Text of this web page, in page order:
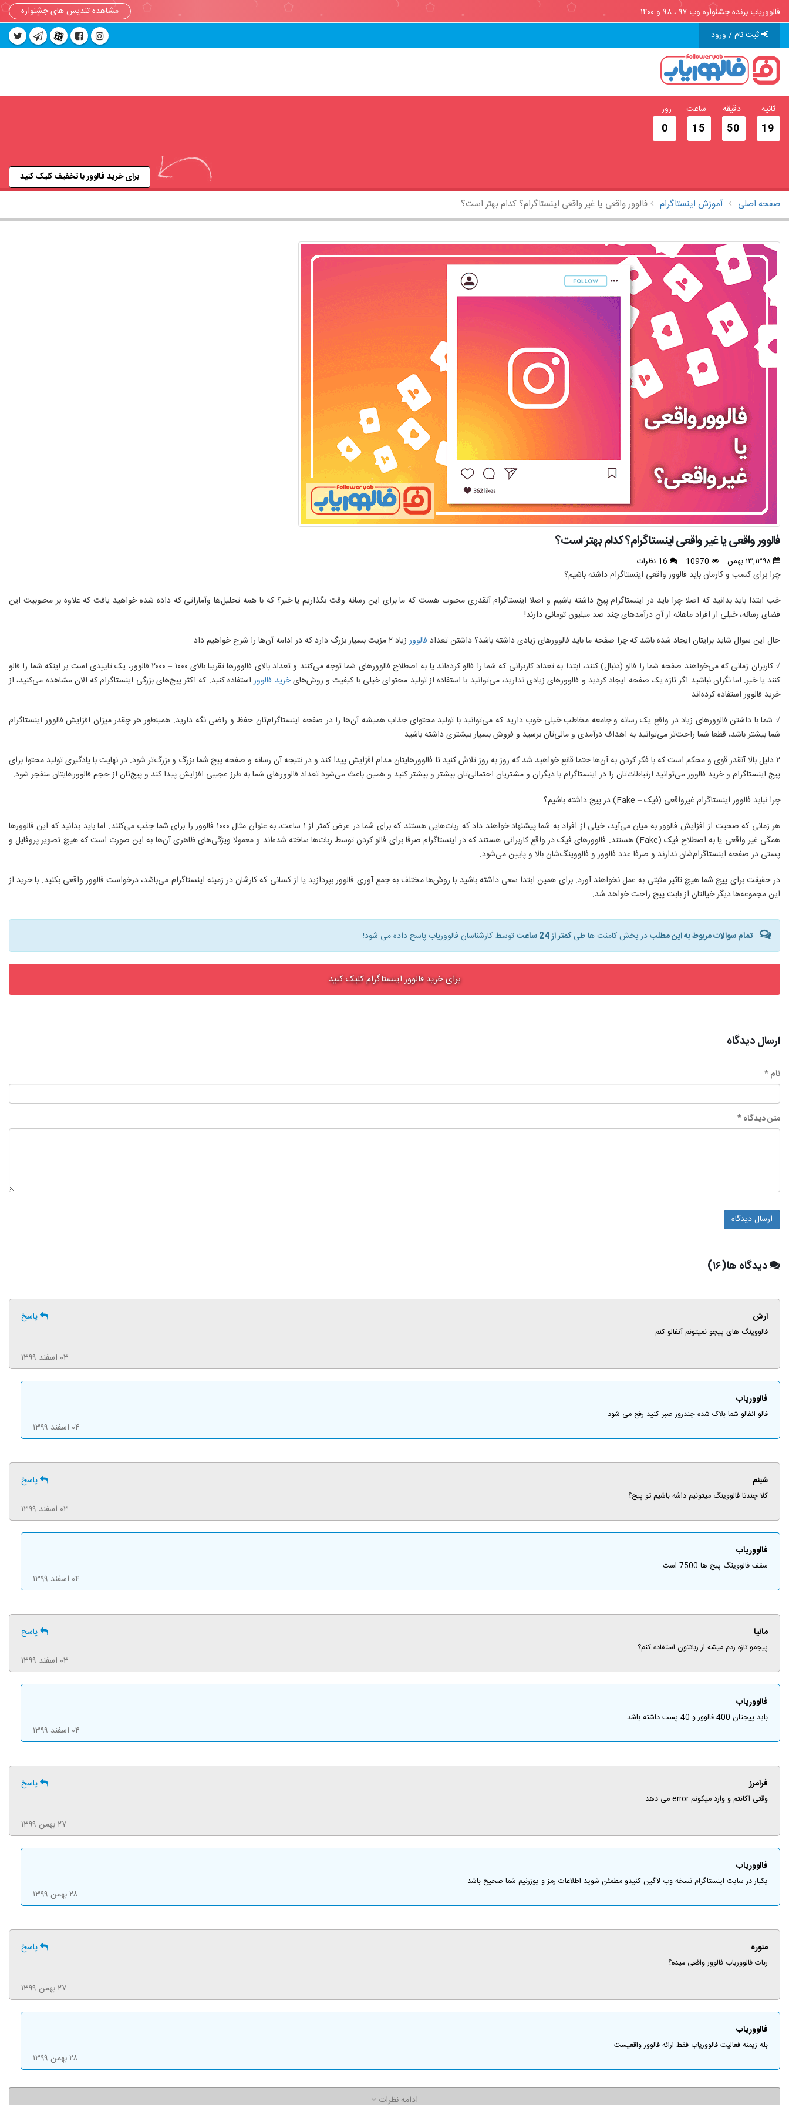
فالووریاب برنده جشنواره وب ۹۷ ، ۹۸ و ۱۴۰۰
مشاهده تندیس های جشنواره
ثبت نام / ورود
18
ثانیه
50
دقیقه
15
ساعت
0
روز
برای خرید فالوور با تخفیف کلیک کنید
صفحه اصلی آموزش اینستاگرام فالوور واقعی یا غیر واقعی اینستاگرام؟ کدام بهتر است؟
فالوور واقعی یا غیر واقعی اینستاگرام؟ کدام بهتر است؟
چرا برای کسب و کارمان باید فالوور واقعی اینستاگرام داشته باشیم؟
خب ابتدا باید بدانید که اصلا چرا باید در اینستاگرام پیج داشته باشیم و اصلا اینستاگرام آنقدری محبوب هست که ما برای این رسانه وقت بگذاریم یا خیر؟ که با همه تحلیل‌ها وآماراتی که داده شده خواهید یافت که علاوه بر محبوبیت این
فضای رسانه، خیلی‌ از افراد ماهانه از آن درآمدهای چند صد میلیون تومانی دارند!
حال این سوال شاید برایتان ایجاد شده باشد که چرا صفحه ما باید فالوورهای زیادی داشته باشد؟ داشتن تعداد فالوورزیاد ۲ مزیت بسیار بزرگ دارد که در ادامه آن‌ها را شرح خواهیم داد:
√ کاربران زمانی که می‌خواهند صفحه شما را فالو (دنبال) کنند، ابتدا به تعداد کاربرانی که شما را فالو کرده‌اند یا به اصطلاح فالوورهای شما توجه می‌کنند و تعداد بالای فالوورها تقریبا بالای ۱۰۰۰ – ۲۰۰۰ فالوور، یک تاییدی است بر اینکه شما را فالو
کنند یا خیر. اما نگران نباشید اگر تازه یک صفحه ایجاد کردید و فالوورهای زیادی ندارید، می‌توانید با استفاده از تولید محتوای خیلی با کیفیت و روش‌هایخرید فالووراستفاده کنید. که اکثر پیج‌های بزرگی اینستاگرام که الان مشاهده می‌کنید، از
خرید فالوور استفاده کرده‌اند.
√ شما با داشتن فالوورهای زیاد در واقع یک رسانه و جامعه مخاطب خیلی خوب دارید که می‌توانید با تولید محتوای جذاب همیشه آن‌ها را در صفحه‌ اینستاگرام‌تان حفظ و راضی نگه دارید. همینطور هر چقدر میزان افزایش فالوور اینستاگرام
شما بیشتر باشد، قطعا شما راحت‌تر می‌توانید به اهداف درآمدی و مالی‌تان برسید و فروش بسیار بیشتری داشته باشید.
۲ دلیل بالا آنقدر قوی و محکم است که با فکر کردن به آن‌ها حتما قانع خواهید شد که روز به روز تلاش کنید تا فالوورهایتان مدام افزایش پیدا کند و در نتیجه آن رسانه و صفحه پیج شما بزرگ و بزرگ‌تر شود. در نهایت با یادگیری تولید محتوا برای
پیج اینستاگرام و خرید فالوور می‌توانید ارتباطات‌تان را در اینستاگرام با دیگران و مشتریان احتمالی‌تان بیشتر و بیشتر کنید و همین باعث می‌شود تعداد فالوورهای شما به طرز عجیبی افزایش پیدا کند و پیج‌تان از حجم فالوورهایتان منفجر شود.
چرا نباید فالوور اینستاگرام غیرواقعی (فیک – Fake) در پیج داشته باشیم؟
هر زمانی که صحبت از افزایش فالوور به میان می‌آید، خیلی‌ از افراد به شما پیشنهاد خواهند داد که ربات‌هایی هستند که برای شما در عرض کمتر از ۱ ساعت، به عنوان مثال ۱۰۰۰ فالوور را برای شما جذب می‌کنند. اما باید بدانید که این فالوورها
همگی غیر واقعی یا به اصطلاح فیک (Fake) هستند. فالوورهای فیک در واقع کاربرانی هستند که در اینستاگرام صرفا برای فالو کردن توسط ربات‌ها ساخته شده‌اند و معمولا ویژگی‌های ظاهری آن‌ها به این صورت است که هیچ تصویر پروفایل و
پستی در صفحه اینستاگرام‌شان ندارند و صرفا عدد فالوور و فالووینگ‌شان بالا و پایین می‌شود.
در حقیقت برای پیج شما هیچ تاثیر مثبتی به عمل نخواهند آورد. برای همین ابتدا سعی داشته باشید با روش‌ها مختلف به جمع آوری فالوور بپردازید یا از کسانی که کارشان در زمینه اینستاگرام می‌باشد، درخواست فالوور واقعی بکنید. با خرید از
این مجموعه‌ها دیگر خیالتان از بابت پیج راحت خواهد شد.
تمام سوالات مربوط به این مطلبدر بخش کامنت ها طیکمتر از 24 ساعت توسط کارشناسان فالووریاب پاسخ داده می شود!
برای خرید فالوور اینستاگرام کلیک کنید
ارسال دیدگاه
نام *
متن دیدگاه *
ارسال دیدگاه
دیدگاه ها(۱۶)
ارش پاسخ
فالووینگ های پیجو نمیتونم آنفالو کنم
۰۳ اسفند ۱۳۹۹
فالووریاب
فالو انفالو شما بلاک شده چندروز صبر کنید رفع می شود
۰۴ اسفند ۱۳۹۹
شبنم پاسخ
کلا چندتا فالووینگ میتونیم داشه باشیم تو پیج؟
۰۳ اسفند ۱۳۹۹
فالووریاب
سقف فالووینگ پیج ها 7500 است
۰۴ اسفند ۱۳۹۹
مانیا پاسخ
پیجمو تازه زدم میشه از رباتتون استفاده کنم؟
۰۳ اسفند ۱۳۹۹
فالووریاب
باید پیجتان 400 فالوور و 40 پست داشته باشد
۰۴ اسفند ۱۳۹۹
فرامرز پاسخ
وقتی اکانتم و وارد میکونم error می دهد
۲۷ بهمن ۱۳۹۹
فالووریاب
یکبار در سایت اینستاگرام نسخه وب لاگین کنیدو مطمئن شوید اطلاعات رمز و یوزرنیم شما صحیح باشد
۲۸ بهمن ۱۳۹۹
منوره پاسخ
ربات فالووریاب فالوور واقعی میده؟
۲۷ بهمن ۱۳۹۹
فالووریاب
بله زیمنه فعالیت فالووریاب فقط ارائه فالوور واقعیست
۲۸ بهمن ۱۳۹۹
ادامه نظرات